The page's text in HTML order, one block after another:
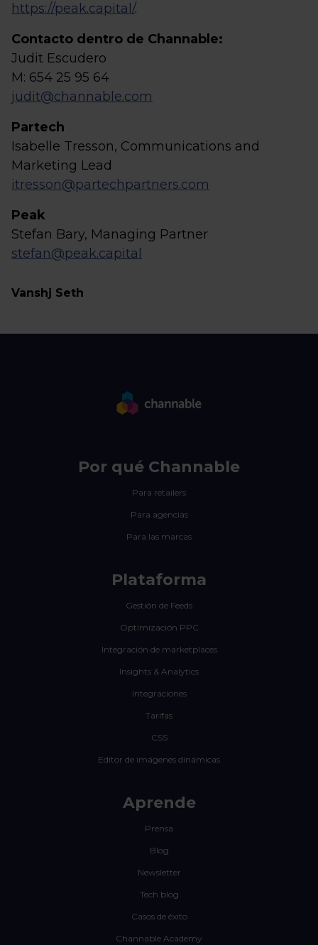
https://peak.capital/.
Contacto dentro de Channable:
Judit Escudero
M: 654 25 95 64
judit@channable.com
Partech
Isabelle Tresson, Communications and
Marketing Lead
itresson@partechpartners.com
Peak
Stefan Bary, Managing Partner
stefan@peak.capital
Vanshj Seth
Por qué Channable
Para retailers
Para agencias
Para las marcas
Plataforma
Gestión de Feeds
Optimización PPC
Integración de marketplaces
Insights & Analytics
Integraciones
Tarifas
CSS
Editor de imágenes dinámicas
Aprende
Prensa
Blog
Newsletter
Tech blog
Casos de éxito
Channable Academy